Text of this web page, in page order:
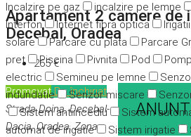
Incalzire pe gaz
incalzire pe lemne
Interfon
Internet fibra optica Irigatii
solare
Parcare cu plata Parcare
pret
Piscina Pivnita Pod
electric
Semineu pe lemne
indundatie
Senzor miscare
Sistem antiincediu
Sistem
automat de irigatie
Sistem irigatie
Apartament 2 camere de
Decebal, Oradea
265 €
PromovatDe închiriat
Strada Doina, Decebal-
Dacia, Oradea, Zona